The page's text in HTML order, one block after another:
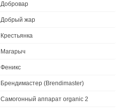
Добровар
Добрый жар
Крестьянка
Магарыч
Феникс
Брендимастер (Brendimaster)
Самогонный аппарат organic 2